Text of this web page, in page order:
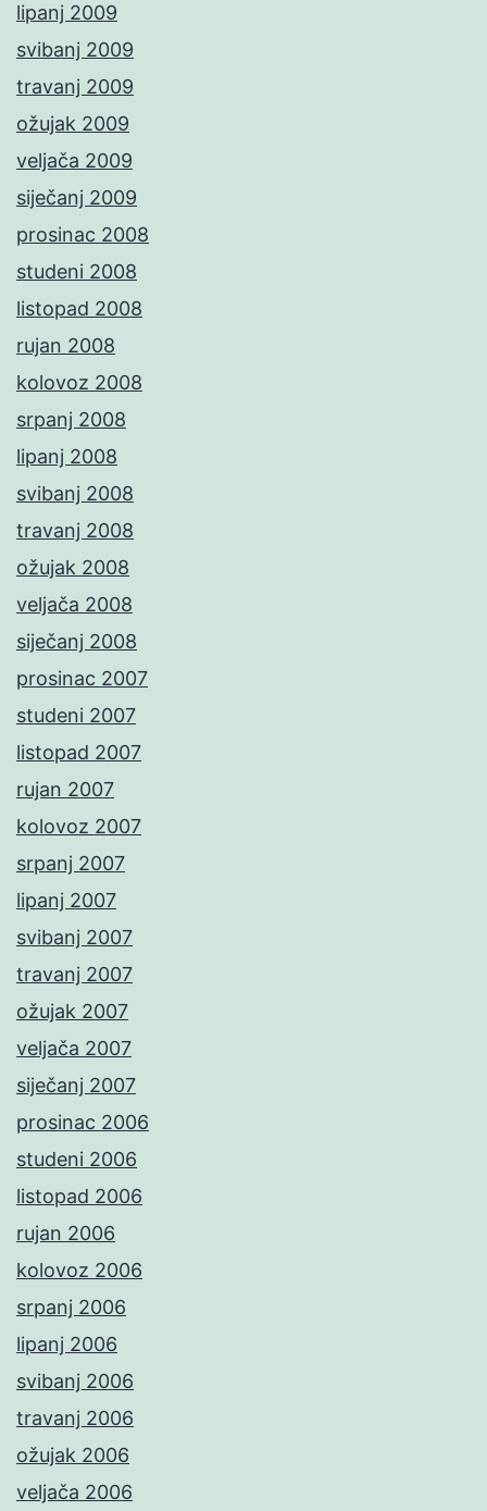
lipanj 2009
svibanj 2009
travanj 2009
ožujak 2009
veljača 2009
siječanj 2009
prosinac 2008
studeni 2008
listopad 2008
rujan 2008
kolovoz 2008
srpanj 2008
lipanj 2008
svibanj 2008
travanj 2008
ožujak 2008
veljača 2008
siječanj 2008
prosinac 2007
studeni 2007
listopad 2007
rujan 2007
kolovoz 2007
srpanj 2007
lipanj 2007
svibanj 2007
travanj 2007
ožujak 2007
veljača 2007
siječanj 2007
prosinac 2006
studeni 2006
listopad 2006
rujan 2006
kolovoz 2006
srpanj 2006
lipanj 2006
svibanj 2006
travanj 2006
ožujak 2006
veljača 2006